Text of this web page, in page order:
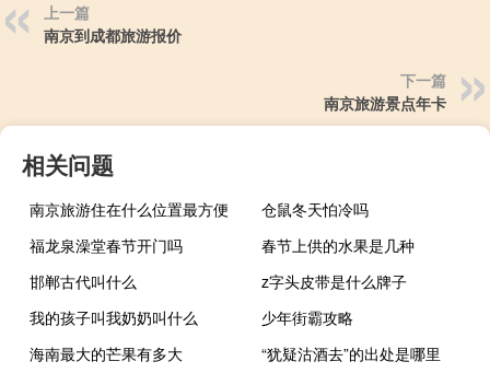
上一篇
南京到成都旅游报价
下一篇
南京旅游景点年卡
相关问题
南京旅游住在什么位置最方便
仓鼠冬天怕冷吗
福龙泉澡堂春节开门吗
春节上供的水果是几种
邯郸古代叫什么
z字头皮带是什么牌子
我的孩子叫我奶奶叫什么
少年街霸攻略
海南最大的芒果有多大
“犹疑沽酒去”的出处是哪里